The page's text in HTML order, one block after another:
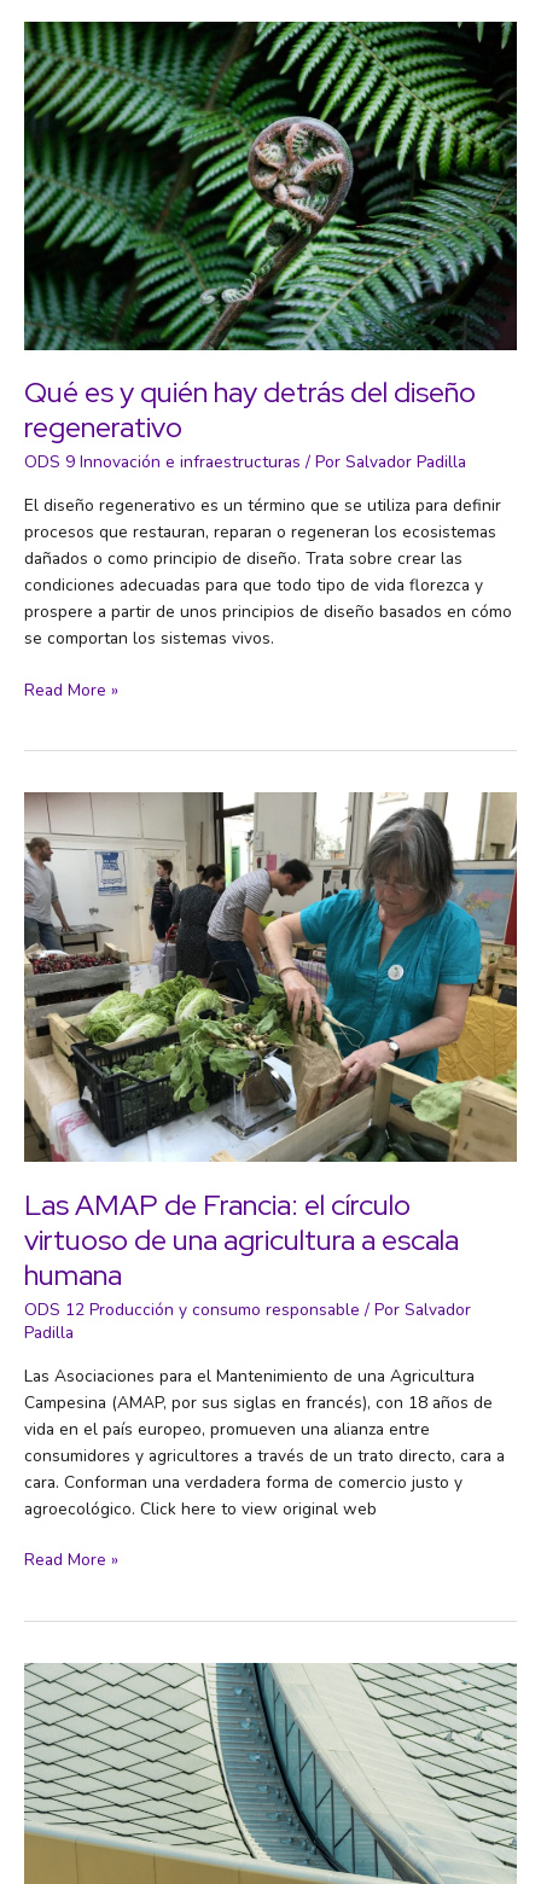
de
alimentos
en
2050
en
un
escenario
de
deterioro
las
tierras
y
agua
Qué es y quién hay detrás del diseño
regenerativo
ODS 9 Innovación e infraestructuras / Por Salvador Padilla
El diseño regenerativo es un término que se utiliza para definir
procesos que restauran, reparan o regeneran los ecosistemas
dañados o como principio de diseño. Trata sobre crear las
condiciones adecuadas para que todo tipo de vida florezca y
prospere a partir de unos principios de diseño basados en cómo
se comportan los sistemas vivos.
Qué
hay
detrás
del
diseño
regenerativo
Read More »
Las AMAP de Francia: el círculo
virtuoso de una agricultura a escala
humana
ODS 12 Producción y consumo responsable / Por Salvador
Padilla
Las Asociaciones para el Mantenimiento de una Agricultura
Campesina (AMAP, por sus siglas en francés), con 18 años de
vida en el país europeo, promueven una alianza entre
consumidores y agricultores a través de un trato directo, cara a
cara. Conforman una verdadera forma de comercio justo y
agroecológico. Click here to view original web
Las
el
círculo
virtuoso
de
una
agricultura
a
Read More »